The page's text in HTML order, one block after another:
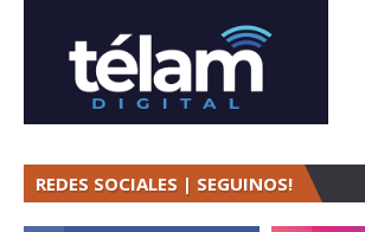
REDES SOCIALES | SEGUINOS!